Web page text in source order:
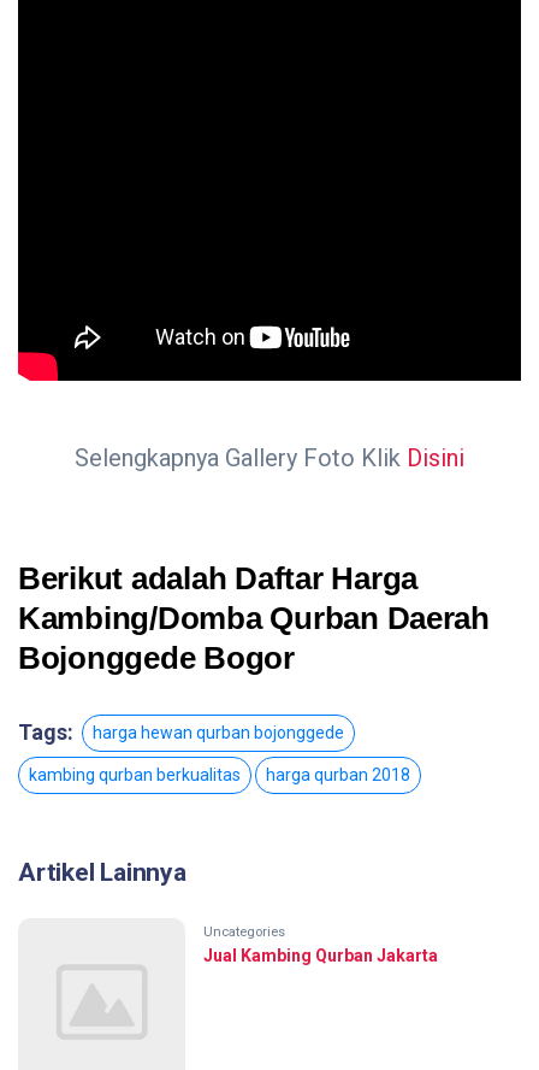
Selengkapnya Gallery Foto Klik Disini
Berikut adalah Daftar Harga
Kambing/Domba Qurban Daerah
Bojonggede Bogor
Tags: harga hewan qurban bojonggede
kambing qurban berkualitas harga qurban 2018
Artikel Lainnya
Uncategories
Jual Kambing Qurban Jakarta